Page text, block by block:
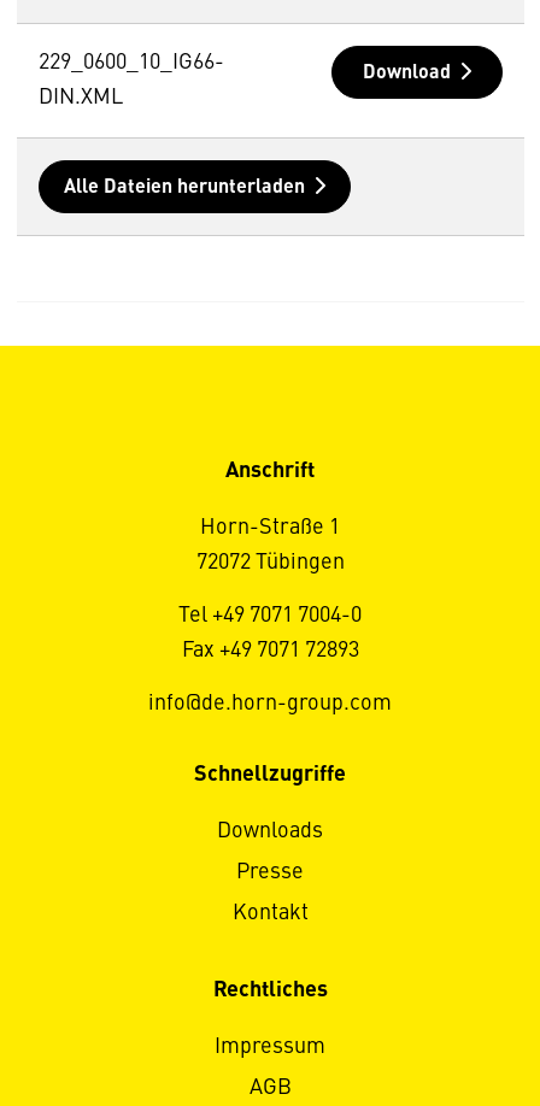
229_0600_10_IG66-
DIN.XML
Download
Alle Dateien herunterladen
Anschrift
Horn-Straße 1
72072 Tübingen
Tel +49 7071 7004-0
Fax +49 7071 72893
info@de.horn-group.com
Schnellzugriffe
Downloads
Presse
Kontakt
Rechtliches
Impressum
AGB